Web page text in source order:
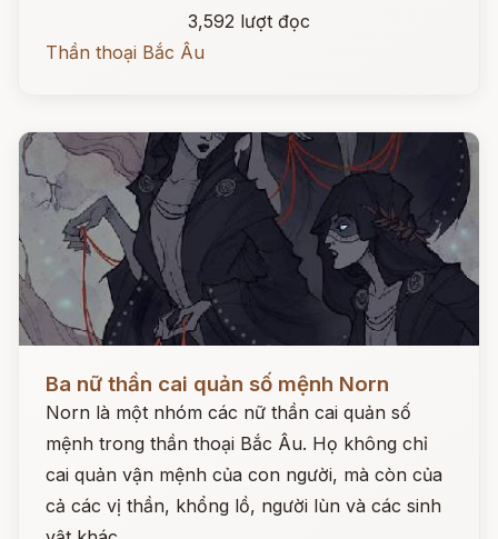
3,592 lượt đọc
Thần thoại Bắc Âu
Ba nữ thần cai quản số mệnh Norn
Norn là một nhóm các nữ thần cai quản số
mệnh trong thần thoại Bắc Âu. Họ không chỉ
cai quản vận mệnh của con người, mà còn của
cả các vị thần, khổng lồ, người lùn và các sinh